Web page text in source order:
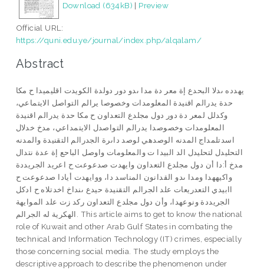
Download (634kB) | Preview
Official URL:
https://quni.edu.ye/journal/index.php/alqalam/
Abstract
يهدده ىدلا البحدع إة معر دة مدا ىدو دور دولدة الكويدت اقليميدا ح مكا
حدة يدرالم اقنيدة المعلومدات وخصوصا يرالم التواصل الايتماعي،
وكدلل لمعر دة دور دول مجلدع التعداون ح مكا حدة يدرالم اقنيدة
المعلومدات وخصوصدا يدرالم التواصدل الايتمداعي، مدخ خدلال
اسدتلمداج المدنه الوصدهي لوصد داىرة الجدرالم التقنيدة والمدنه
التحليدل لتحليدل الد البيدا ت والمعلومات واوصل الباحع إة عدة نتدال
مدخ أ:دا أن دول مجلدع التعداون وايهدت صدعوعت ح اعريد الجريددة
واكيههدا ومدا ىدو القدانون المناسد دا، ووايهدت أيادا صدعوعت ح
اابيدي التعدريعات علد الجرالم التقنيدة حيدع ىنداخ اخدتلاه ح ادكل
الجريددة ونوعهدا، وأن دول مجلدع التعداون ركد زت علد الموايهة
الهكرية له الجرالم. This article aims to get to know the national
role of Kuwait and other Arab Gulf States in combating the
technical and Information Technology (IT) crimes, especially
those concerning social media. The study employs the
descriptive approach to describe the phenomenon under